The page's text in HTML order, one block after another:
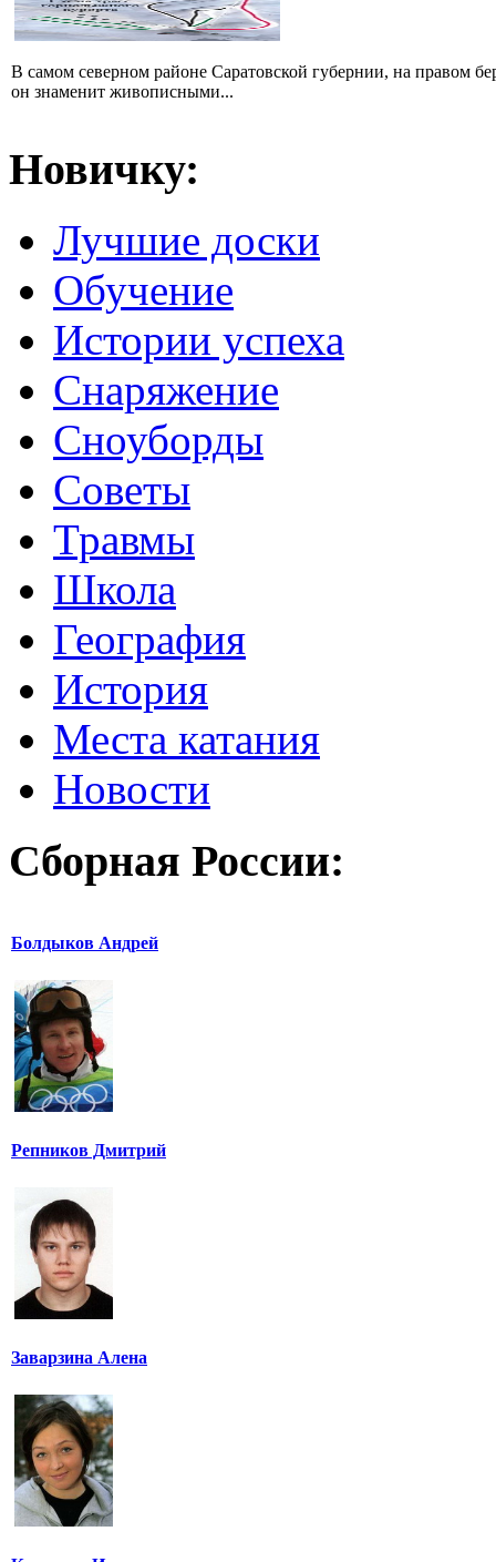
В самом северном районе Саратовской губернии, на правом
он знаменит живописными...
Новичку:
Лучшие доски
Обучение
Истории успеха
Снаряжение
Сноуборды
Советы
Травмы
Школа
География
История
Места катания
Новости
Сборная России:
Болдыков Андрей
Репников Дмитрий
Заварзина Алена